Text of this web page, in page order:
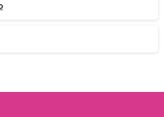
generali di utilizzo e di